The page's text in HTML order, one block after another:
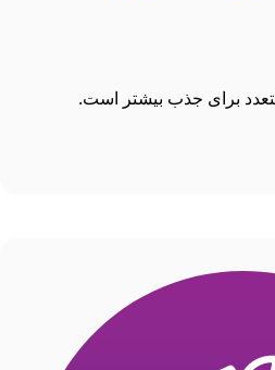
متعدد برای جذب بیشتر است.